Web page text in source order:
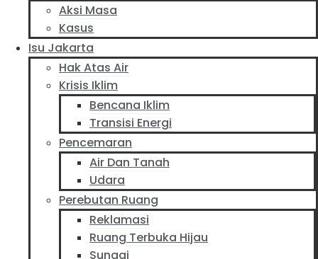
Aksi Masa
Kasus
Isu Jakarta
Hak Atas Air
Krisis Iklim
Bencana Iklim
Transisi Energi
Pencemaran
Air Dan Tanah
Udara
Perebutan Ruang
Reklamasi
Ruang Terbuka Hijau
Sungai